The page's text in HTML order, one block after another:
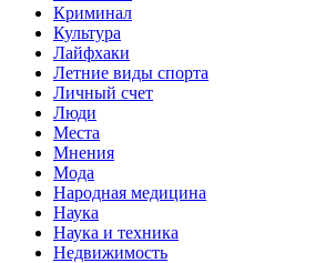
Криминал
Культура
Лайфхаки
Летние виды спорта
Личный счет
Люди
Места
Мнения
Мода
Народная медицина
Наука
Наука и техника
Недвижимость